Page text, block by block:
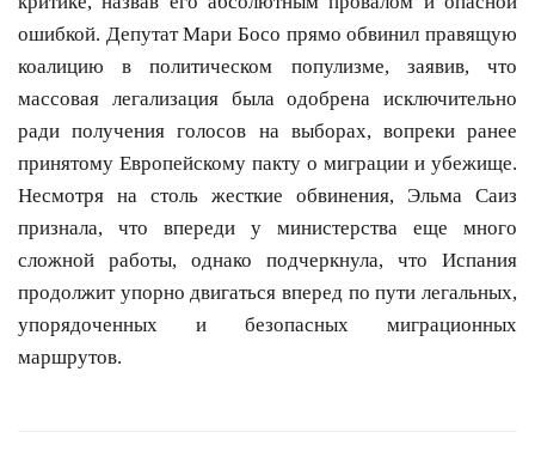
ошибкой. Депутат Мари Босо прямо обвинил правящую
коалицию в политическом популизме, заявив, что
массовая легализация была одобрена исключительно
ради получения голосов на выборах, вопреки ранее
принятому Европейскому пакту о миграции и убежище.
Несмотря на столь жесткие обвинения, Эльма Саиз
признала, что впереди у министерства еще много
сложной работы, однако подчеркнула, что Испания
продолжит упорно двигаться вперед по пути легальных,
упорядоченных и безопасных миграционных
маршрутов.